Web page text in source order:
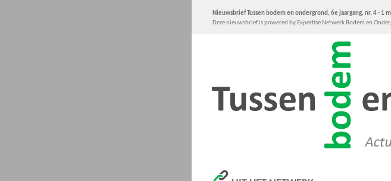
Nieuwsbrief Tussen bodem en ondergrond, 6e jaargang, nr. 4 - 1
Deze nieuwsbrief is powered by Expertise Netwerk Bodem en